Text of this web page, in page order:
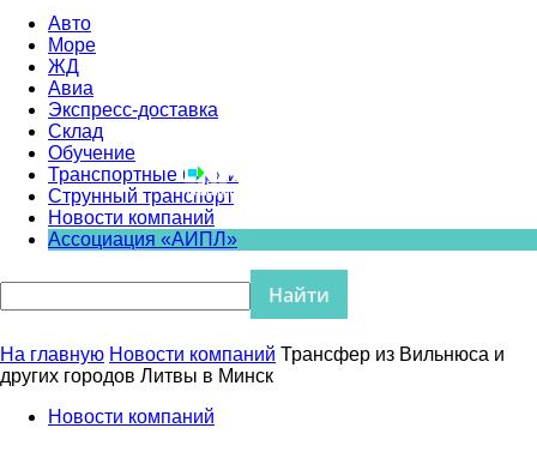
Авто
Море
ЖД
Авиа
Экспресс-доставка
Склад
Обучение
Транспортные биржи
Струнный транспорт
Новости компаний
Ассоциация «АИПЛ»
На главную Новости компаний Трансфер из Вильнюса и
других городов Литвы в Минск
Новости компаний